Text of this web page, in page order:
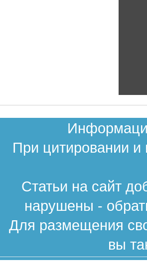
При цитировании
Статьи на сайт
нарушены -
Для размещения
вы